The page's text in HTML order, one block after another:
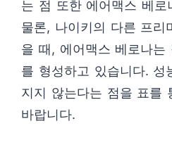
는 점 또한 에어맥스 베로
물론, 나이키의 다른 프리
을 때, 에어맥스 베로나는
를 형성하고 있습니다. 성
지지 않는다는 점을 표를
바랍니다.